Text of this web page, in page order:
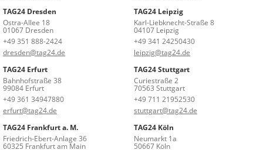
TAG24 Dresden
Ostra-Allee 18
01067 Dresden
+49 351 888-2424
dresden@tag24.de
TAG24 Leipzig
Karl-Liebknecht-Straße 8
04107 Leipzig
+49 341 24250430
leipzig@tag24.de
TAG24 Erfurt
Bahnhofstraße 38
99084 Erfurt
+49 361 34947880
erfurt@tag24.de
TAG24 Stuttgart
Curiestraße 2
70563 Stuttgart
+49 711 21952530
stuttgart@tag24.de
TAG24 Frankfurt a. M.
Friedrich-Ebert-Anlage 36
60325 Frankfurt am Main
TAG24 Köln
Neumarkt 1a
50667 Köln